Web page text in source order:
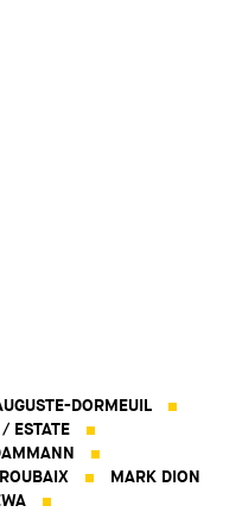
DORMEUIL
ESTATE
MARK DION